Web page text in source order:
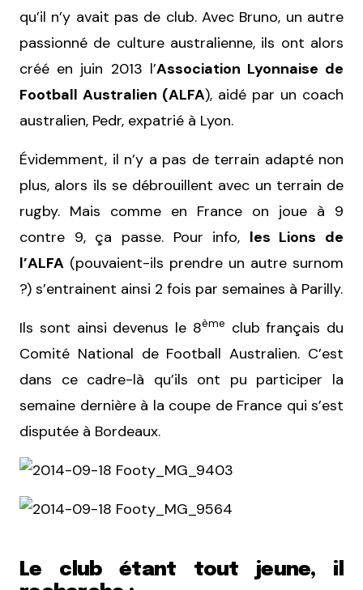
qu’il n’y avait pas de club. Avec Bruno, un autre
passionné de culture australienne, ils ont alors
créé en juin 2013 l’Association Lyonnaise de
Football Australien (ALFA), aidé par un coach
australien, Pedr, expatrié à Lyon.
Évidemment, il n’y a pas de terrain adapté non
plus, alors ils se débrouillent avec un terrain de
rugby. Mais comme en France on joue à 9
contre 9, ça passe. Pour info, les Lions de
l’ALFA (pouvaient-ils prendre un autre surnom
?) s’entrainent ainsi 2 fois par semaines à Parilly.
Ils sont ainsi devenus le 8ème club français du
Comité National de Football Australien. C’est
dans ce cadre-là qu’ils ont pu participer la
semaine dernière à la coupe de France qui s’est
disputée à Bordeaux.
Le club étant tout jeune, il